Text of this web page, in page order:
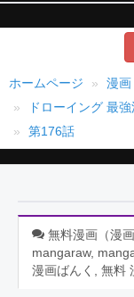
ホームページ
漫画
ドローイング 最
第176話
無料漫画（漫
mangaraw,
漫画ばんく, 無料